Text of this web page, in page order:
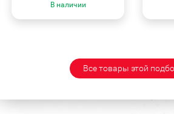
В наличии
Все товары этой